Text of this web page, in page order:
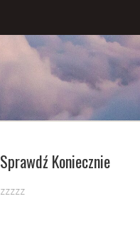
Sprawdź Koniecznie
zzzzz